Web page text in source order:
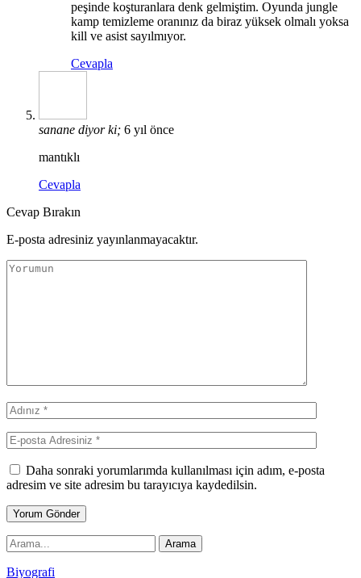
peşinde koşturanlara denk gelmiştim. Oyunda jungle
kamp temizleme oranınız da biraz yüksek olmalı yoksa
kill ve asist sayılmıyor.
Cevapla
sanane diyor ki; 6 yıl önce
mantıklı
Cevapla
Cevap Bırakın
E-posta adresiniz yayınlanmayacaktır.
Daha sonraki yorumlarımda kullanılması için adım, e-posta
adresim ve site adresim bu tarayıcıya kaydedilsin.
Biyografi